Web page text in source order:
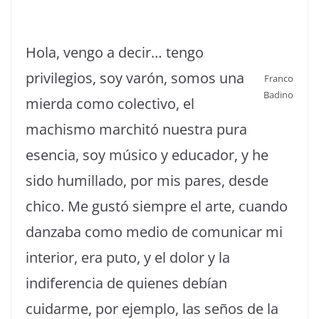
Franco
Badino
Hola, vengo a decir… tengo
privilegios, soy varón, somos una
mierda como colectivo, el
machismo marchitó nuestra pura
esencia, soy músico y educador, y he
sido humillado, por mis pares, desde
chico. Me gustó siempre el arte, cuando
danzaba como medio de comunicar mi
interior, era puto, y el dolor y la
indiferencia de quienes debían
cuidarme, por ejemplo, las seños de la